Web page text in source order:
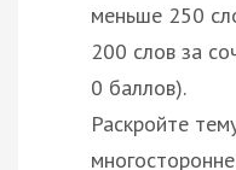
меньше 250
200 слов за
0 баллов).
Раскройте